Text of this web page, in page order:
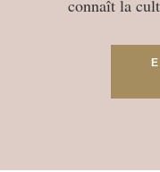
connaît la